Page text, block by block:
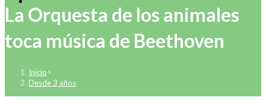
La Orquesta de los animales
toca música de Beethoven
Inicio>
Desde 3 años